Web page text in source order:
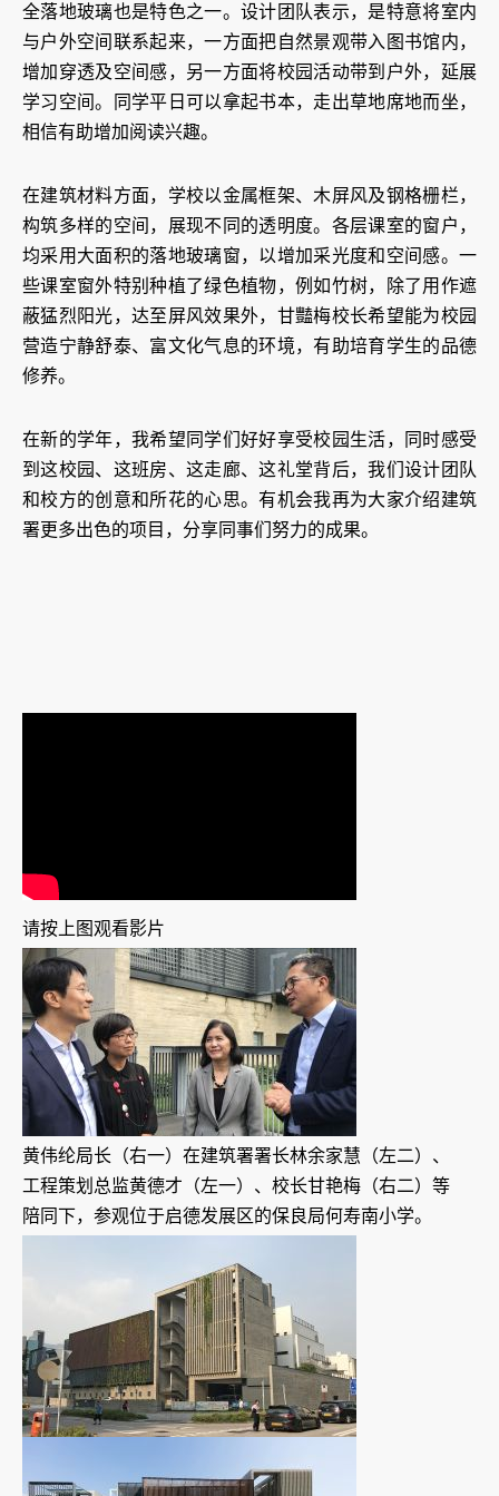
全落地玻璃也是特色之一。设计团队表示，是特意将室内
与户外空间联系起来，一方面把自然景观带入图书馆内，
增加穿透及空间感，另一方面将校园活动带到户外，延展
学习空间。同学平日可以拿起书本，走出草地席地而坐，
相信有助增加阅读兴趣。
在建筑材料方面，学校以金属框架、木屏风及钢格栅栏，
构筑多样的空间，展现不同的透明度。各层课室的窗户，
均采用大面积的落地玻璃窗，以增加采光度和空间感。一
些课室窗外特别种植了绿色植物，例如竹树，除了用作遮
蔽猛烈阳光，达至屏风效果外，甘豔梅校长希望能为校园
营造宁静舒泰、富文化气息的环境，有助培育学生的品德
修养。
在新的学年，我希望同学们好好享受校园生活，同时感受
到这校园、这班房、这走廊、这礼堂背后，我们设计团队
和校方的创意和所花的心思。有机会我再为大家介绍建筑
署更多出色的项目，分享同事们努力的成果。
请按上图观看影片
黄伟纶局长（右一）在建筑署署长林余家慧（左二）、
工程策划总监黄德才（左一）、校长甘艳梅（右二）等
陪同下，参观位于启德发展区的保良局何寿南小学。